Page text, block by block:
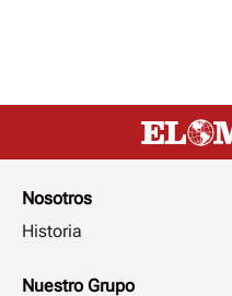
Nosotros
Historia
Nuestro Grupo